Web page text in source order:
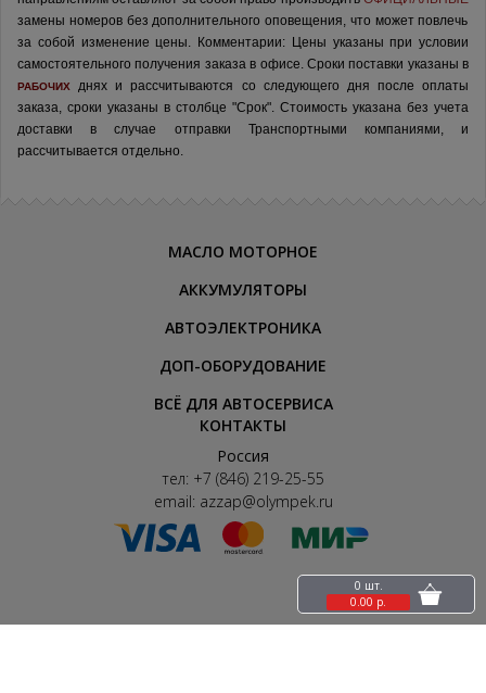
замены номеров без дополнительного оповещения, что может повлечь
за собой изменение цены. Комментарии: Цены указаны при условии
самостоятельного получения заказа в офисе. Сроки поставки указаны в
РАБОЧИХ
днях и рассчитываются со следующего дня после оплаты
заказа, сроки указаны в столбце "Срок". Стоимость указана без учета
доставки в случае отправки Транспортными компаниями, и
рассчитывается отдельно.
МАСЛО МОТОРНОЕ
АККУМУЛЯТОРЫ
АВТОЭЛЕКТРОНИКА
ДОП-ОБОРУДОВАНИЕ
ВСЁ ДЛЯ АВТОСЕРВИСА
КОНТАКТЫ
Россия
тел: +7 (846) 219-25-55
email: azzap@olympek.ru
0 шт.
0.00 р.